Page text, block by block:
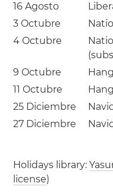
16 Agosto
3 Octubre
4 Octubre
9 Octubre
11 Octubre
25 Diciembre
27 Diciembre
Holidays library:
license)